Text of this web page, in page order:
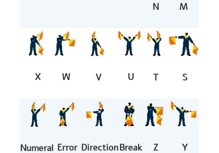
M
N
S
T
U
V
W
X
Y
Z
Break
Direction
Error
Numeral